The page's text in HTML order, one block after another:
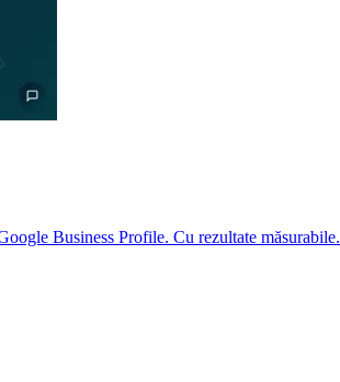
Business Profile. Cu rezultate măsurabile.